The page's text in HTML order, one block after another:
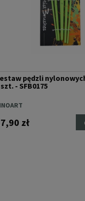
pędzli
- SFB0175
zł